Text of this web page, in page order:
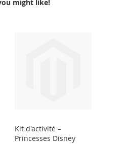
might like!
Kit d'activité –
Princesses Disney